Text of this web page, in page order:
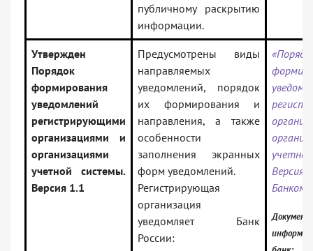
публичному раскрытию
информации.
Утвержден
Порядок
формирования
уведомлений
регистрирующими
организациями и
организациями
учетной системы.
Версия 1.1
Предусмотрены виды
направляемых
уведомлений, порядок
их формирования и
направления, а также
особенности
заполнения экранных
форм уведомлений.
Регистрирующая
организация
уведомляет Банк
России:
Версия
Банком